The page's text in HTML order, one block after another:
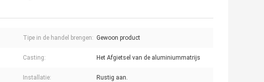
Tipe in de handel brengen: Gewoon product
Casting: Het Afgietsel van de aluminiummatrijs
Installatie: Rustig aan.